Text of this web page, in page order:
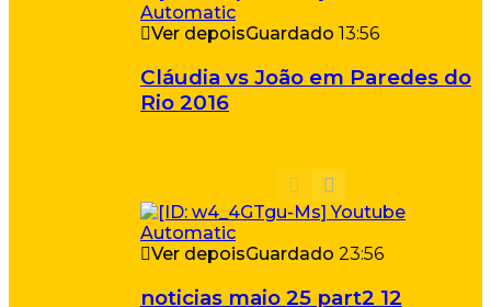
Ver depoisGuardado 13:56
Cláudia vs João em Paredes do
Rio 2016
Ver depoisGuardado 23:56
noticias maio 25 part2 12